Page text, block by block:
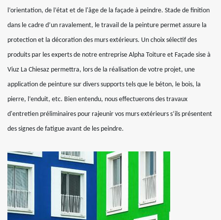
l’orientation, de l’état et de l'âge de la façade à peindre. Stade de finition
dans le cadre d’un ravalement, le travail de la peinture permet assure la
protection et la décoration des murs extérieurs. Un choix sélectif des
produits par les experts de notre entreprise Alpha Toiture et Façade sise à
Viuz La Chiesaz permettra, lors de la réalisation de votre projet, une
application de peinture sur divers supports tels que le béton, le bois, la
pierre, l’enduit, etc. Bien entendu, nous effectuerons des travaux
d'entretien préliminaires pour rajeunir vos murs extérieurs s’ils présentent
des signes de fatigue avant de les peindre.